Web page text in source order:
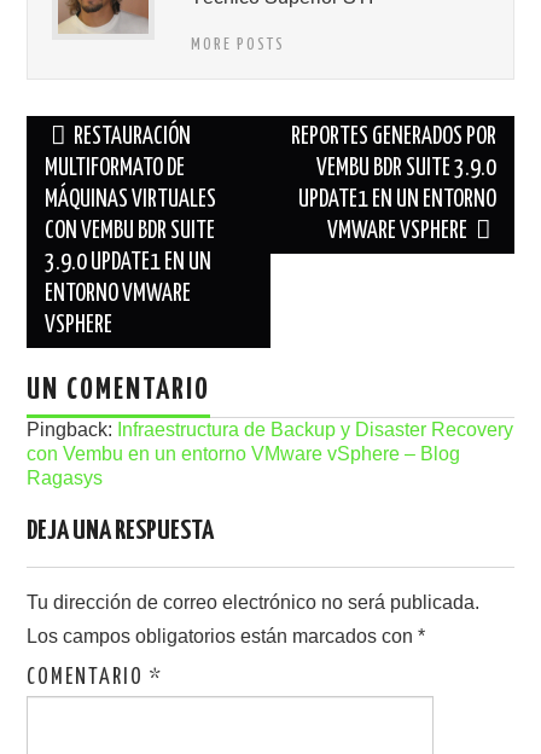
MORE POSTS
Navegación
de
entradas
RESTAURACIÓN
MULTIFORMATO DE
MÁQUINAS VIRTUALES
CON VEMBU BDR SUITE
3.9.0 UPDATE1 EN UN
ENTORNO VMWARE
VSPHERE
REPORTES GENERADOS POR
VEMBU BDR SUITE 3.9.0
UPDATE1 EN UN ENTORNO
VMWARE VSPHERE
UN COMENTARIO
Pingback: Infraestructura de Backup y Disaster Recovery
con Vembu en un entorno VMware vSphere – Blog
Ragasys
DEJA UNA RESPUESTA
Tu dirección de correo electrónico no será publicada.
Los campos obligatorios están marcados con*
COMENTARIO*